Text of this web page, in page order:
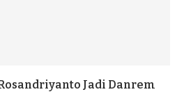
Jadi Danrem